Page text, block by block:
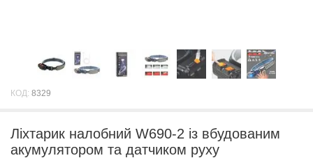
КОД: 8329
Ліхтарик налобний W690-2 із вбудованим
акумулятором та датчиком руху